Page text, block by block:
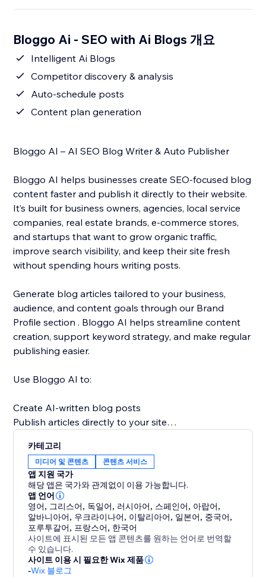
Bloggo Ai - SEO with Ai Blogs 개요
Intelligent Ai Blogs
Competitor discovery & analysis
Auto-schedule posts
Content plan generation
Bloggo AI – AI SEO Blog Writer & Auto Publisher
Bloggo AI helps businesses create SEO-focused blog
content faster and publish it directly to their website.
It’s built for business owners, agencies, local service
companies, real estate brands, e-commerce stores,
and startups that want to grow organic traffic,
improve search visibility, and keep their site fresh
without spending hours writing posts.
Generate blog articles tailored to your business,
audience, and content goals through our Brand
Profile section . Bloggo AI helps streamline content
creation, support keyword strategy, and make regular
publishing easier.
Use Bloggo AI to:
Create AI-written blog posts
Publish articles directly to your site
Stay consistent with content marketing
Support SEO and organic traffic growth
Scale blog production more efficiently
A strong blog can help build authority, answer
customer questions, improve discoverability, and
bring in more visitors over time. Bloggo AI makes
content creation simpler, faster, and more consistent
so your website can work harder for your business.
카테고리
미디어 및 콘텐츠 콘텐츠 서비스
앱 지원 국가
해당 앱은 국가와 관계없이 이용 가능합니다.
앱 언어
영어, 그리스어, 독일어, 러시아어, 스페인어, 아랍어,
알바니아어, 우크라이나어, 이탈리아어, 일본어, 중국어,
포루투갈어, 프랑스어, 한국어
사이트에 표시된 모든 앱 콘텐츠를 원하는 언어로 번역할
수 있습니다.
사이트 이용 시 필요한 Wix 제품
-Wix 블로그